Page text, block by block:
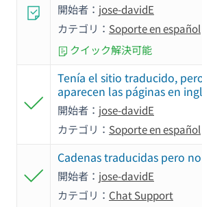
開始者： jose-davidE
カテゴリ： Soporte en español
クイック解決可能
Tenía el sitio traducido,
aparecen las páginas en
開始者： jose-davidE
カテゴリ： Soporte en español
Cadenas traducidas pero
開始者： jose-davidE
カテゴリ： Chat Support